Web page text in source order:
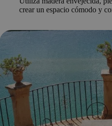
crear un espacio cómodo y